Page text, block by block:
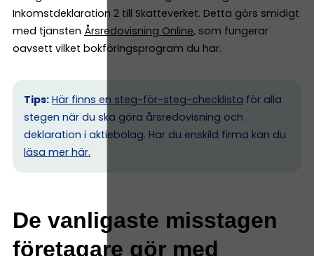
Inkomstdeklaration 2 till Skatteverket. Detta görs smidigt
med tjänsten Årsredovisning Online, som fungerar
oavsett vilket bokföringsprogram du har.
Tips: Här finns en steg-för-steg-checklista för alla
stegen när du ska göra årsredovisning och
deklaration i aktiebolag. Har du enskild firma kan du
läsa mer här.
De vanligaste misstagen
företagare gör med